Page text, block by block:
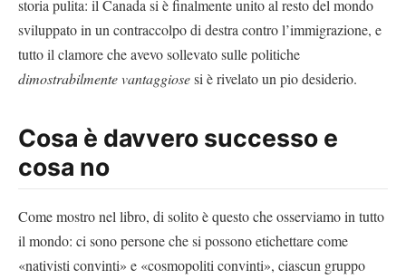
storia pulita: il Canada si è finalmente unito al resto del mondo
sviluppato in un contraccolpo di destra contro l’immigrazione, e
tutto il clamore che avevo sollevato sulle politiche
dimostrabilmente vantaggiosesi è rivelato un pio desiderio.
Cosa è davvero successo e
cosa no
Come mostro nel libro, di solito è questo che osserviamo in tutto
il mondo: ci sono persone che si possono etichettare come
«nativisti convinti» e «cosmopoliti convinti», ciascun gruppo